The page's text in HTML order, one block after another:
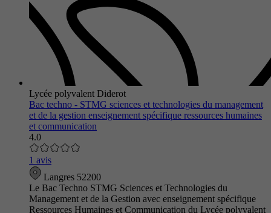
Lycée polyvalent Diderot
Bac techno - STMG sciences et technologies du management
et de la gestion enseignement spécifique ressources humaines
et communication
4.0
1 avis
Langres 52200
Le Bac Techno STMG Sciences et Technologies du
Management et de la Gestion avec enseignement spécifique
Ressources Humaines et Communication du Lycée polyvalent